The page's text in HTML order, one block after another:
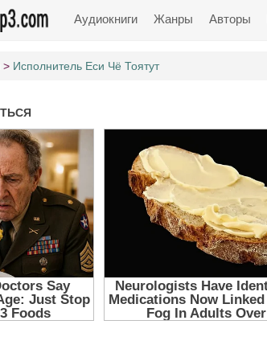
Аудиокниги Жанры Авторы
Исполнитель Еси Чё Тоятут